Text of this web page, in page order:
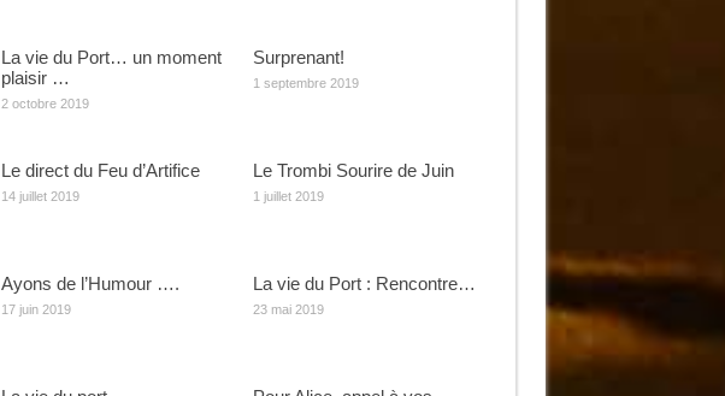
La vie du Port… un moment
plaisir …
2 octobre 2019
Surprenant!
1 septembre 2019
Le direct du Feu d’Artifice
14 juillet 2019
Le Trombi Sourire de Juin
1 juillet 2019
Ayons de l’Humour ….
17 juin 2019
La vie du Port : Rencontre…
23 mai 2019